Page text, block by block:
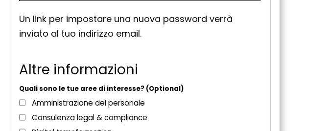
h
i
Un link per impostare una nuova password verrà
inviato al tuo indirizzo email.
Altre informazioni
Quali sono le tue aree di interesse? (Optional)
Amministrazione del personale
Consulenza legal & compliance